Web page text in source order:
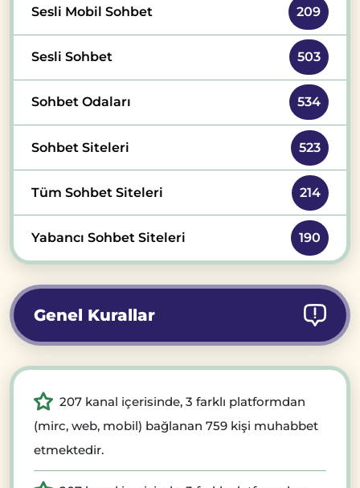
Sesli Mobil Sohbet 209
Sesli Sohbet 503
Sohbet Odaları 534
Sohbet Siteleri 523
Tüm Sohbet Siteleri 214
Yabancı Sohbet Siteleri 190
Genel Kurallar
207 kanal içerisinde, 3 farklı platformdan
(mirc, web, mobil) bağlanan 759 kişi muhabbet
etmektedir.